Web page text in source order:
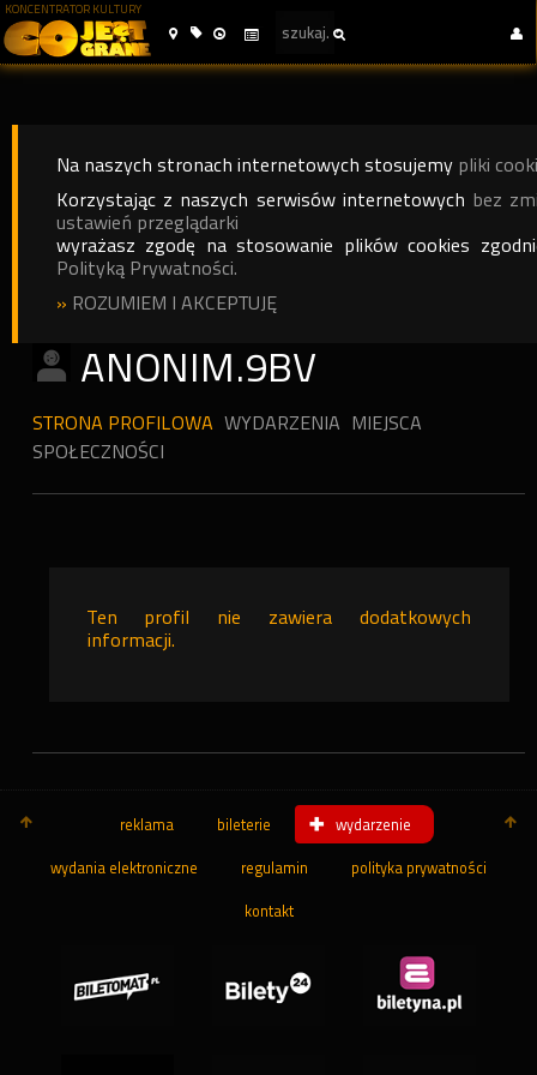
KONCENTRATOR KULTURY
Na naszych stronach internetowych stosujemy pliki
Korzystając z naszych serwisów internetowych bez
ustawień przeglądarki
wyrażasz zgodę na stosowanie plików cookies
Polityką Prywatności.
» ROZUMIEM I AKCEPTUJĘ
ANONIM.9BV
STRONA PROFILOWA WYDARZENIA MIEJSCA
SPOŁECZNOŚCI
Ten profil nie zawiera dodatkowych
informacji.
reklama bileterie wydarzenie
wydania elektroniczne regulamin polityka prywatności
kontakt